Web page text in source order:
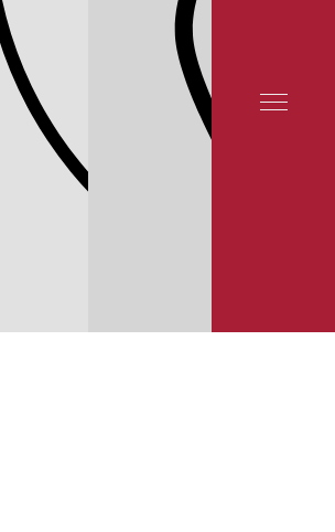
СЕРВИС QASHQAI
NISSAN QASHQAI